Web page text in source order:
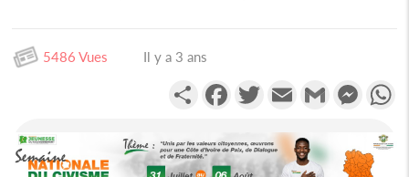
5486 Vues Il y a 3 ans
PartagerFacebookTwitterEmail Gmail